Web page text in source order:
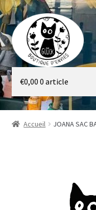
Aller
à
la
navigation
Aller
au
contenu
Galerie
Boutique
€0,00 0 article
Accueil JOANA SAC